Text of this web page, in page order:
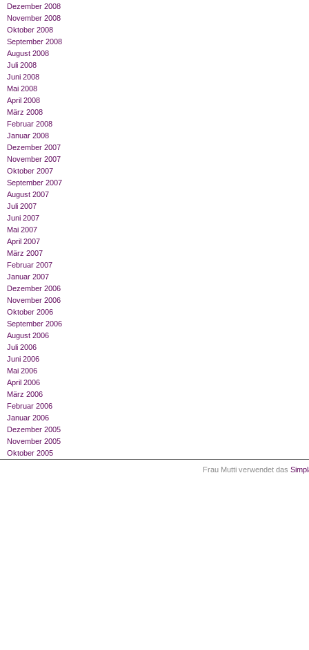
Dezember 2008
November 2008
Oktober 2008
September 2008
August 2008
Juli 2008
Juni 2008
Mai 2008
April 2008
März 2008
Februar 2008
Januar 2008
Dezember 2007
November 2007
Oktober 2007
September 2007
August 2007
Juli 2007
Juni 2007
Mai 2007
April 2007
März 2007
Februar 2007
Januar 2007
Dezember 2006
November 2006
Oktober 2006
September 2006
August 2006
Juli 2006
Juni 2006
Mai 2006
April 2006
März 2006
Februar 2006
Januar 2006
Dezember 2005
November 2005
Oktober 2005
Frau Mutti verwendet das